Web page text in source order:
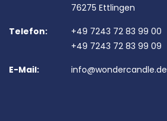
76275 Ettlingen
Telefon:
+49 7243 72 83 99 00
+49 7243 72 83 99 09
E-Mail:
info@wondercandle.de